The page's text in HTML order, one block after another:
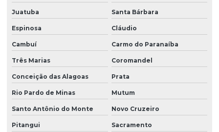
Juatuba Santa Bárbara
Espinosa Cláudio
Cambuí Carmo do Paranaíba
Três Marias Coromandel
Conceição das Alagoas Prata
Rio Pardo de Minas Mutum
Santo Antônio do Monte Novo Cruzeiro
Pitangui Sacramento